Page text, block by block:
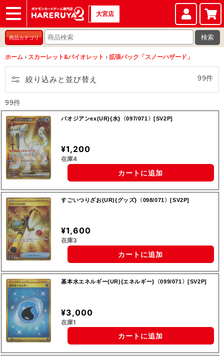
ショップ
店頭買取
店舗
イベント
大宮店
商品カテゴリ 検索
ホーム › スカーレット&バイオレット › 拡張パック「スノーハザード」
絞り込みと並び替え 99件
99件
パオジアンex(UR){水}〈097/071〉[SV2P]
¥1,200
在庫4
カートに追加
すごいつりざお(UR){グッズ}〈098/071〉[SV2P]
¥1,600
在庫3
カートに追加
基本水エネルギー(UR){エネルギー}〈099/071〉[SV2P]
¥3,000
在庫1
カートに追加